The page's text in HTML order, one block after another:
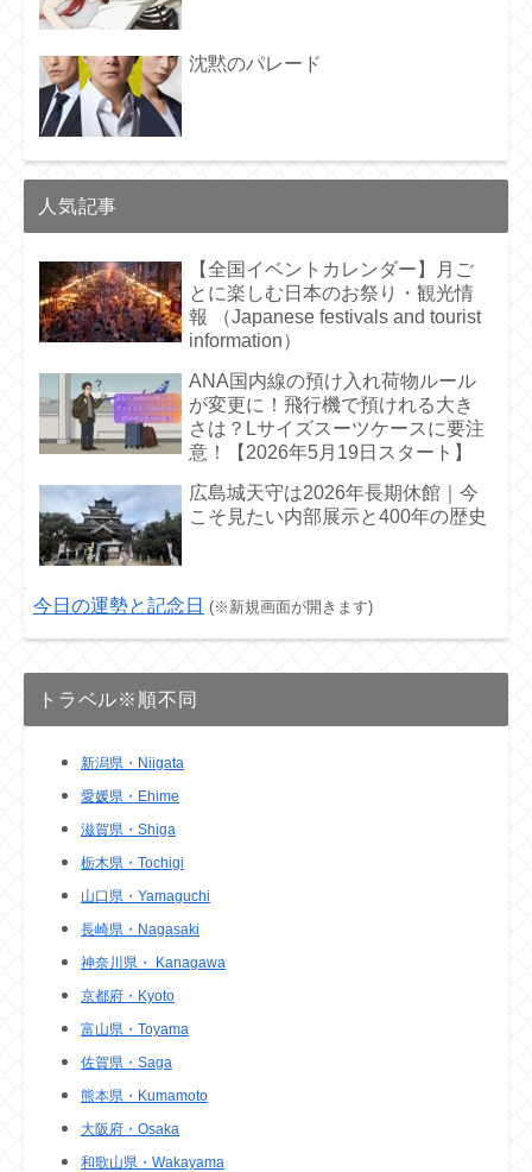
沈黙のパレード
人気記事
【全国イベントカレンダー】月ご
とに楽しむ日本のお祭り・観光情
報 （Japanese festivals and tourist
information）
ANA国内線の預け入れ荷物ルール
が変更に！飛行機で預けれる大き
さは？Lサイズスーツケースに要注
意！【2026年5月19日スタート】
広島城天守は2026年長期休館｜今
こそ見たい内部展示と400年の歴史
今日の運勢と記念日 (※新規画面が開きます)
トラベル※順不同
新潟県・Niigata
愛媛県・Ehime
滋賀県・Shiga
栃木県・Tochigi
山口県・Yamaguchi
長崎県・Nagasaki
神奈川県・ Kanagawa
京都府・Kyoto
富山県・Toyama
佐賀県・Saga
熊本県・Kumamoto
大阪府・Osaka
和歌山県・Wakayama